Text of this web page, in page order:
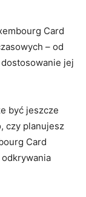
Card
– od
‌jej‌
być​ jeszcze
czy planujesz
Card